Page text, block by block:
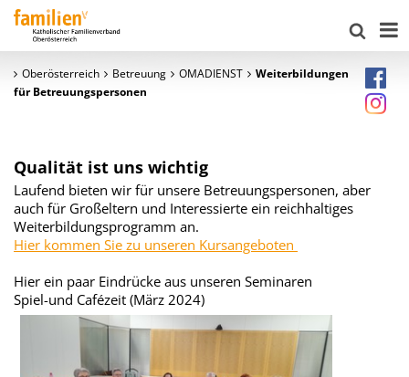
Oberösterreich Betreuung OMADIENST
Weiterbildungen
für Betreuungspersonen
Qualität ist uns wichtig
Laufend bieten wir für unsere Betreuungspersonen, aber
auch für Großeltern und Interessierte ein reichhaltiges
Weiterbildungsprogramm an.
Hier kommen Sie zu unseren Kursangeboten
Hier ein paar Eindrücke aus unseren Seminaren
Spiel-und Cafézeit (März 2024)